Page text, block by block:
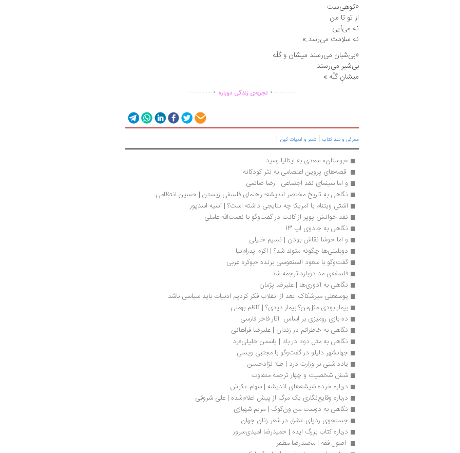
«کوهی‌ست
از تو تا من
نه می‌‌آیی
نه سلامت می‌رسد.»
«بی‌شبان می‌رسند میشان و گلّه
بی‌شیر می‌رسند
میشانِ گلّه.»
............... . تجربه‌ی زندگی دوباره . ..............
معرفی و نقد کتاب | شعر و ادبیات کهن |
«بوستان» سعدی به ایتالیا رسید
قصه‌های پروین اعتصامی به نثر کودکانه
و اما سینمای نقد اجتماعی | رضا صائمی
نگاهی به تاریخ مختصر اندیشه؛ راهنمای فلسفی زیستن | حسین انتظامی
آشتی ویتنام با آمریکا چه نتایجی داشته است؟ | آسیه اسدپور
نقد خوانش پوپر از کانت در گفت‌وگو با نعمت‌الله عاملی
نگاهی به جادوی اپ 13
و اما خوشا نقاش بودن | نسیم خلیلی
دوبلینی‌ها چگونه متولد شد؟ | اکرم پدرام‌نیا
گفت‌وگو با سعود السنعوسی برنده «بوکر» عربی
فلسفه‌ی مد دوباره ترجمه شد
نگاهی به آدوری‌ها | علیرضا پژمان
یوسفعلی میرشکاک: بعد از انقلاب فکر کردیم ادبیات باید سیاسی باشد
بیمار بودی مثل‌من؟ بیمار دیدی؟ | کاظم بهمنی
ده بازی رومیزی بر اساس  آثار فاخر فارسی
نگاهی به خاطراتم در زندان | علیرضا فراهانی
نگاهی به مثل دود در باد | یاسمن خلیلی‌‌فرد
جهانشهر دلیلو در گفت‌وگو با مجتبی ویسی
یادداشتی بر وزارت درد | طلا نژاد‌حسن
شش شخصیت و چهار ترجمه متفاوت
درباره خرده شیشه‌های اندیشه | سهام عکرش
درباره وقایع‌نگاری یک مرگ از پیش اعلام‌شده | علی شروقی
نگاهی به دوست من ون‌گوگ | مریم شهبازی
جستجوی ردپای عشق در شعر زنان جهان
درباره کتاب بزرگ ایده | حمیدرضا امیدی‌سرور
اصول فقه | محمدرضا مظفر